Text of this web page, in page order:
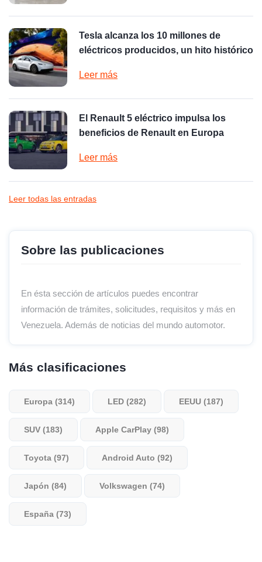
Tesla alcanza los 10 millones de
eléctricos producidos, un hito histórico
Leer más
El Renault 5 eléctrico impulsa los
beneficios de Renault en Europa
Leer más
Leer todas las entradas
Sobre las publicaciones
En ésta sección de artículos puedes encontrar
información de trámites, solicitudes, requisitos y más en
Venezuela. Además de noticias del mundo automotor.
Más clasificaciones
Europa (314) LED (282) EEUU (187)
SUV (183) Apple CarPlay (98)
Toyota (97) Android Auto (92)
Japón (84) Volkswagen (74)
España (73)